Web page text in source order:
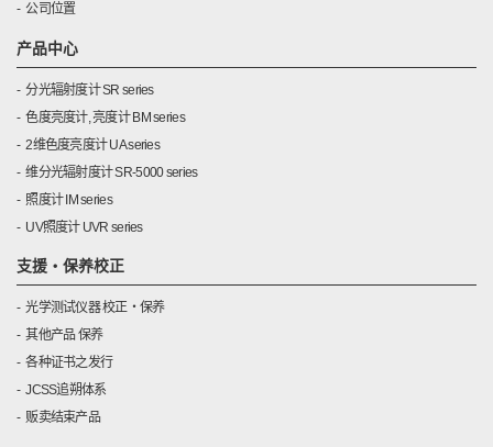
公司位置
产品中心
分光辐射度计 SR series
色度亮度计, 亮度计 BM series
2维色度亮度计 UA series
维分光辐射度计 SR-5000 series
照度计 IM series
UV照度计 UVR series
支援・保养校正
光学测试仪器 校正・保养
其他产品 保养
各种证书之发行
JCSS追朔体系
贩卖结束产品